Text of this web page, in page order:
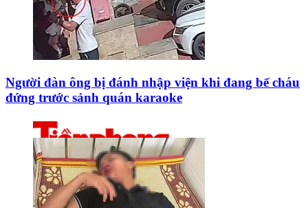
Người đàn ông bị đánh nhập viện khi đang bế cháu
đứng trước sảnh quán karaoke